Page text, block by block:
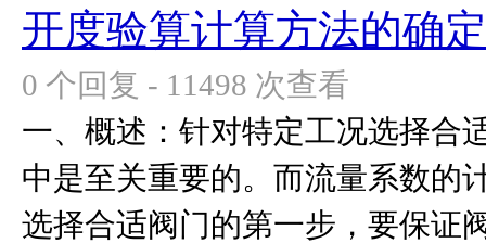
开度验算计算方法的确定
0 个回复 - 11498 次查看
一、概述：针对特定工况选择合
中是至关重要的。而流量系数的
选择合适阀门的第一步，要保证